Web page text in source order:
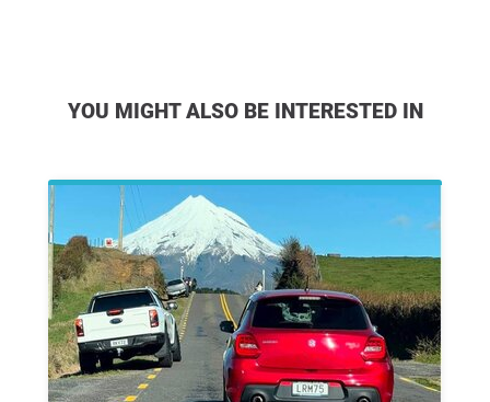
YOU MIGHT ALSO BE INTERESTED IN